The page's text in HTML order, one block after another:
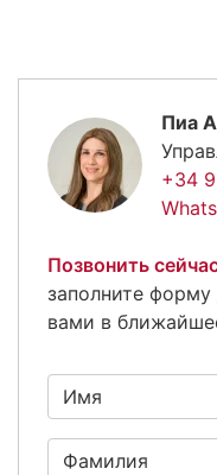
Пиа
+34
Позвонить
заполните
вами в